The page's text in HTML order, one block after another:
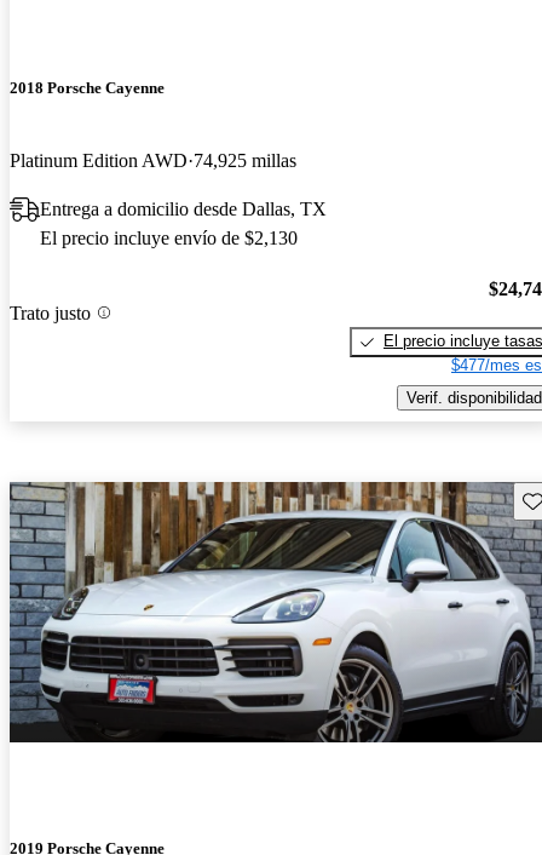
2018 Porsche Cayenne
Platinum Edition AWD 74,925 millas
Entrega a domicilio desde Dallas, TX
El precio incluye envío de $2,130
Trato justo
El precio incluye tasas
$477/mes
Verif. disponibilidad
2019 Porsche Cayenne